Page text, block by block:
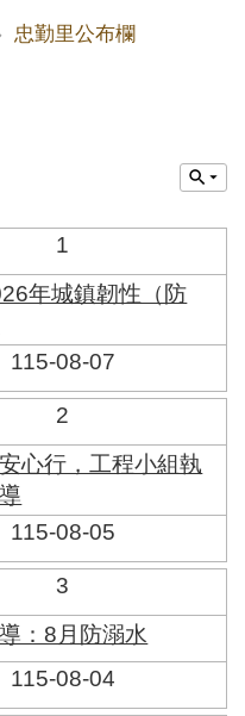
忠勤里公布欄
1
年城鎮韌性（防
115-08-07
2
心行，工程小組執
115-08-05
3
：8月防溺水
115-08-04